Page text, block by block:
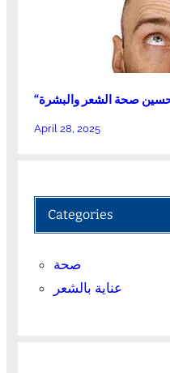
April 28, 2025
Categories
صحة
عناية بالشعر